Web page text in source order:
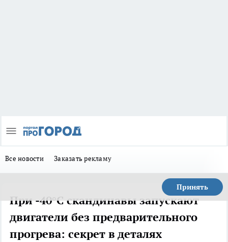
Все новости Заказать рекламу
Принять
При -40°С скандинавы запускают
двигатели без предварительного
прогрева: секрет в деталях